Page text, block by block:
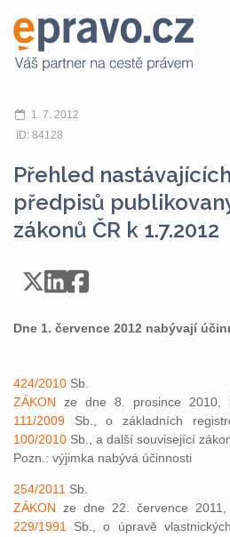
1. 7. 2012
ID: 84128
Přehled
předpisů
zákonů ČR k 1.7.2012
Dne 1. července 2012 nabývají
424/2010 Sb.
ZÁKON ze dne 8. prosince 2010,
111/2009 Sb., o základních
100/2010 Sb., a další související
Pozn.: výjimka nabývá účinnosti
254/2011 Sb.
ZÁKON ze dne 22. července
229/1991
Sb., o úpravě